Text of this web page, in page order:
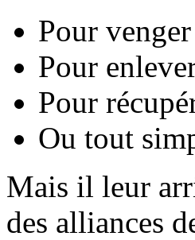
Pour
Pour
Pour
Ou tout
Mais il leur
des alliances